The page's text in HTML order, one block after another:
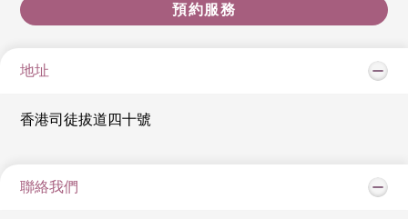
預約服務
地址
香港司徒拔道四十號
聯絡我們